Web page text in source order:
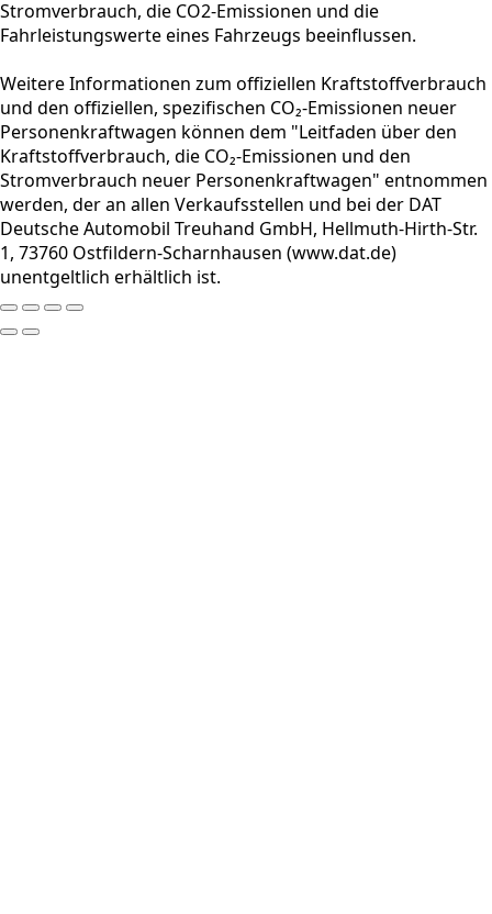
Stromverbrauch, die CO2-Emissionen und die
Fahrleistungswerte eines Fahrzeugs beeinflussen.
Weitere Informationen zum offiziellen Kraftstoffverbrauch
und den offiziellen, spezifischen CO₂-Emissionen neuer
Personenkraftwagen können dem "Leitfaden über den
Kraftstoffverbrauch, die CO₂-Emissionen und den
Stromverbrauch neuer Personenkraftwagen" entnommen
werden, der an allen Verkaufsstellen und bei der DAT
Deutsche Automobil Treuhand GmbH, Hellmuth-Hirth-Str.
1, 73760 Ostfildern-Scharnhausen (www.dat.de)
unentgeltlich erhältlich ist.